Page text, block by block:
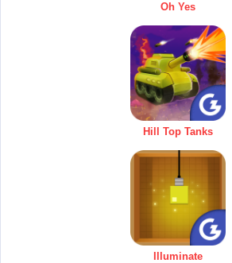
Oh Yes
Hill Top Tanks
Illuminate